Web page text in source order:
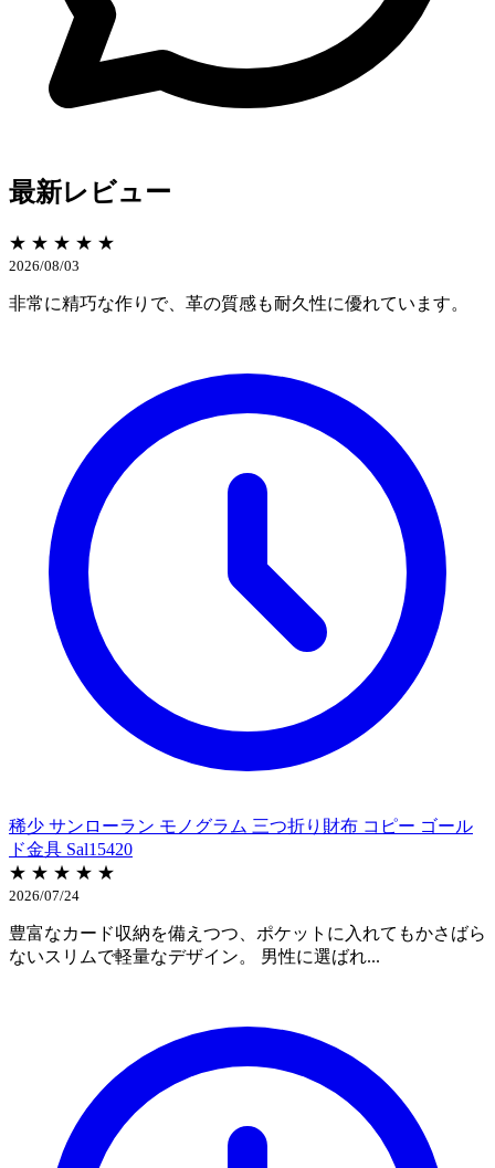
最新レビュー
★ ★ ★ ★ ★
2026/08/03
非常に精巧な作りで、革の質感も耐久性に優れています。
稀少 サンローラン モノグラム 三つ折り財布 コピー ゴール
ド金具 Sal15420
★ ★ ★ ★ ★
2026/07/24
豊富なカード収納を備えつつ、ポケットに入れてもかさばら
ないスリムで軽量なデザイン。 男性に選ばれ...